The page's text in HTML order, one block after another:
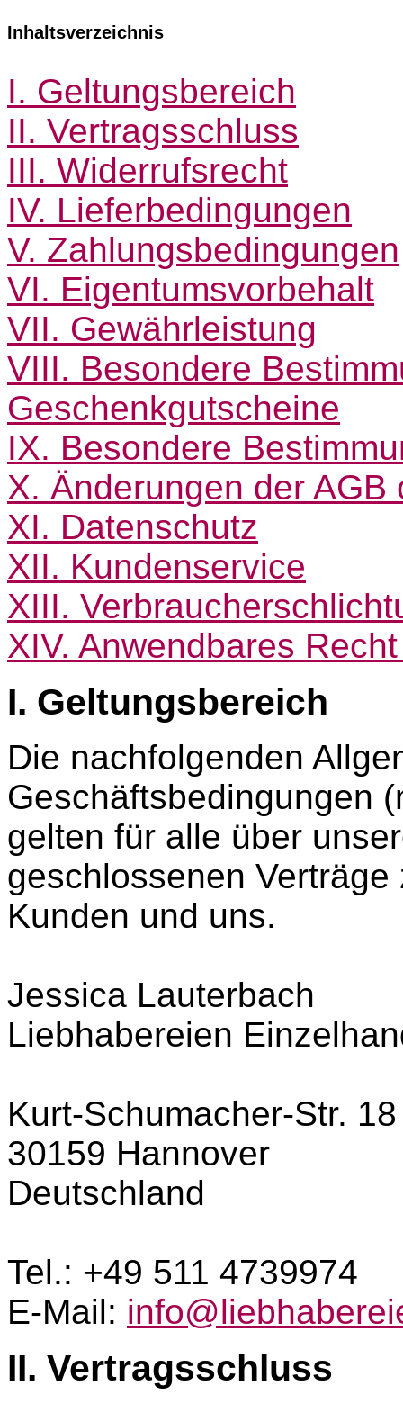
Inhaltsverzeichnis
I. Geltungsbereich
II. Vertragsschluss
III. Widerrufsrecht
IV. Lieferbedingungen
V. Zahlungsbedingungen
VI. Eigentumsvorbehalt
VII. Gewährleistung
VIII. Besondere
Geschenkgutscheine
IX. Besondere
X. Änderungen der
XI. Datenschutz
XII. Kundenservice
XIII.
XIV. Anwendbares
I. Geltungsbereich
Die nachfolgenden
Geschäftsbedingungen
gelten für alle über
geschlossenen
Kunden und uns.
Jessica Lauterbach
Liebhabereien
Kurt-Schumacher-Str. 18
30159 Hannover
Deutschland
Tel.: +49 511 4739974
E-Mail:
II. Vertragsschluss